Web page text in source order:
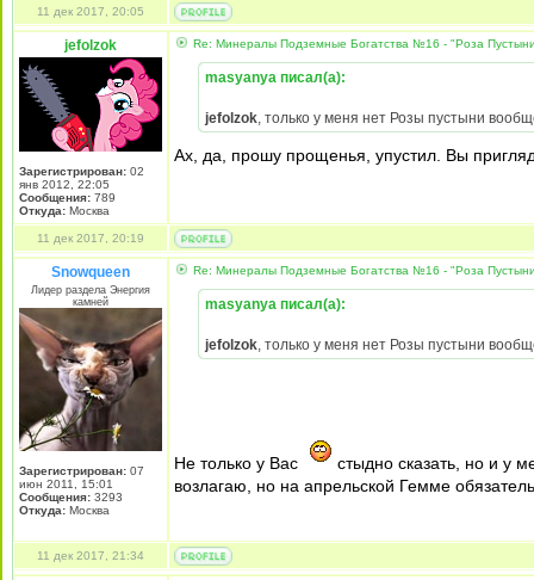
11 дек 2017, 20:05
jefolzok
Зарегистрирован: 02
янв 2012, 22:05
Сообщения: 789
Откуда: Москва
Re: Минералы Подземные Богатства №16 - "Роза
masyanya писал(а):
jefolzok, только у меня нет Розы пустыни
Ах, да, прошу прощенья, упустил. Вы
11 дек 2017, 20:19
Snowqueen
Лидер раздела Энергия
камней
Зарегистрирован: 07
июн 2011, 15:01
Сообщения: 3293
Откуда: Москва
Re: Минералы Подземные Богатства №16 - "Роза
masyanya писал(а):
jefolzok, только у меня нет Розы пустыни
Не только у Вас
стыдно сказать, но и у
возлагаю, но на апрельской Гемме
11 дек 2017, 21:34